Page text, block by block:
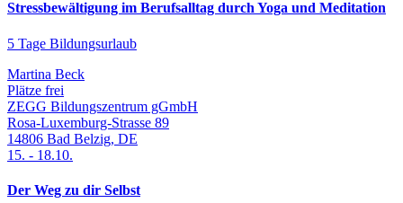
Stressbewältigung im Berufsalltag durch Yoga und Meditation
5 Tage Bildungsurlaub
Martina Beck
Plätze frei
ZEGG Bildungszentrum gGmbH
Rosa-Luxemburg-Strasse 89
14806 Bad Belzig, DE
15. - 18.10.
Der Weg zu dir Selbst